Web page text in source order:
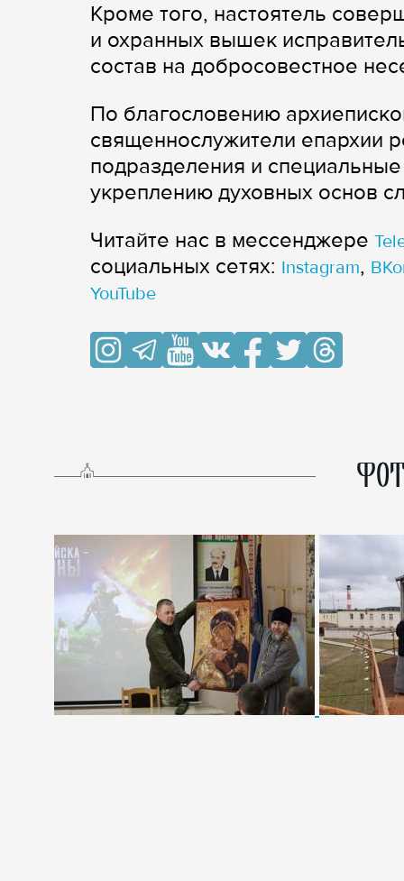
Кроме того, настоятель
и охранных вышек
состав на добросовестное
По благословению
священнослужители епархии
подразделения и
укреплению духовных основ
Читайте нас в мессенджере
cоциальных сетях: Instagram,
YouTube